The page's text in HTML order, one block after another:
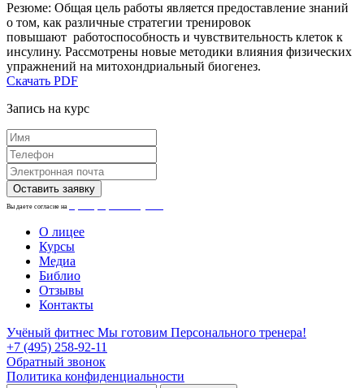
Резюме: Общая цель работы является предоставление знаний
о том, как различные стратегии тренировок
повышают работоспособность и чувствительность клеток к
инсулину. Рассмотрены новые методики влияния физических
упражнений на митохондриальный биогенез.
Скачать PDF
Запись на курс
Вы даете согласие на
О лицее
Курсы
Медиа
Библио
Отзывы
Контакты
Учёный фитнес Мы готовим Персонального тренера!
+7 (495) 258-92-11
Обратный звонок
Политика конфиденциальности